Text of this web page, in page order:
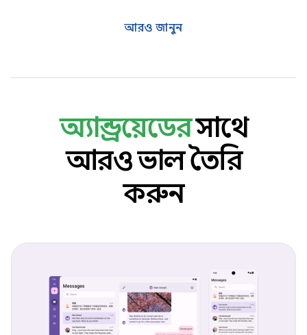
আরও জানুন
অ্যান্ড্রয়েডেরসাথে
আরও ভাল তৈরি
করুন